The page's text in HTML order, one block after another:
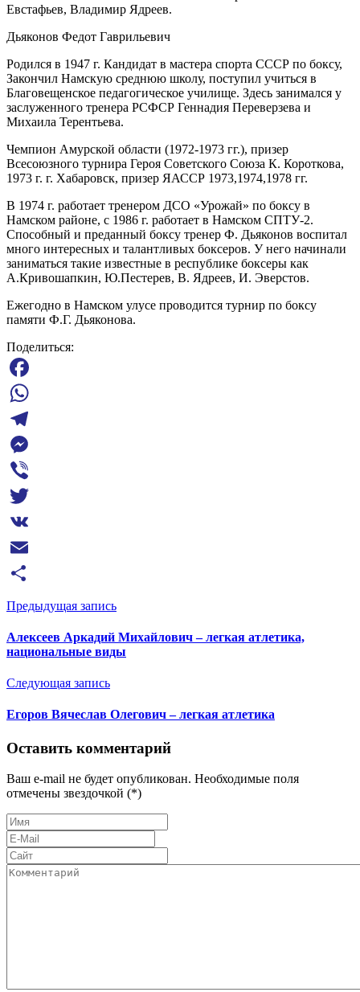
Евстафьев, Владимир Ядреев.
Дьяконов Федот Гаврильевич
Родился в 1947 г. Кандидат в мастера спорта СССР по боксу,
Закончил Намскую среднюю школу, поступил учиться в
Благовещенское педагогическое училище. Здесь занимался у
заслуженного тренера РСФСР Геннадия Переверзева и
Михаила Терентьева.
Чемпион Амурской области (1972-1973 гг.), призер
Всесоюзного турнира Героя Советского Союза К. Короткова,
1973 г. г. Хабаровск, призер ЯАССР 1973,1974,1978 гг.
В 1974 г. работает тренером ДСО «Урожай» по боксу в
Намском районе, с 1986 г. работает в Намском СПТУ-2.
Способный и преданный боксу тренер Ф. Дьяконов воспитал
много интересных и талантливых боксеров. У него начинали
заниматься такие известные в республике боксеры как
А.Кривошапкин, Ю.Пестерев, В. Ядреев, И. Эверстов.
Ежегодно в Намском улусе проводится турнир по боксу
памяти Ф.Г. Дьяконова.
Поделиться:
Facebook
WhatsApp
Telegram
Messenger
Viber
Twitter
VK
Email
Отправить
Предыдущая запись
Алексеев Аркадий Михайлович – легкая атлетика,
национальные виды
Следующая запись
Егоров Вячеслав Олегович – легкая атлетика
Оставить комментарий
Ваш e-mail не будет опубликован. Необходимые поля
отмечены звездочкой (*)